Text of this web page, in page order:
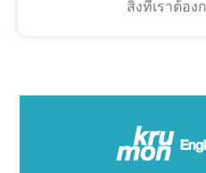
สิ่งที่เราต้อง